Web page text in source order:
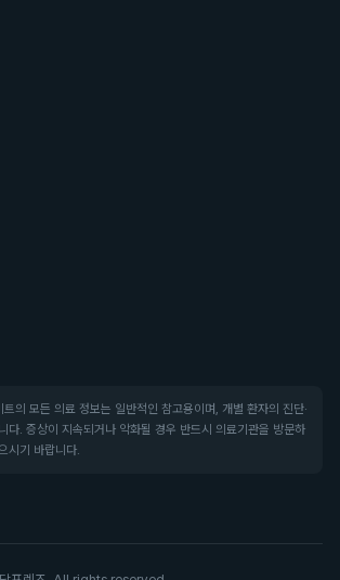
트의 모든 의료 정보는 일반적인 참고용이며, 개별 환자의 진단·
다. 증상이 지속되거나 악화될 경우 반드시 의료기관을 방문하
시기 바랍니다.